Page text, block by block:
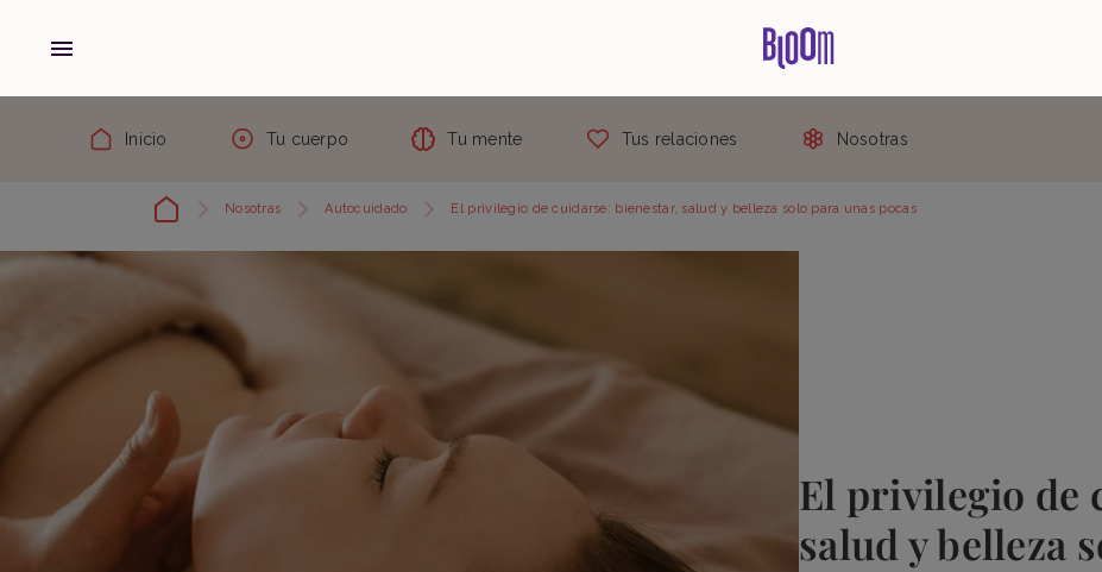
Inicio Tu cuerpo Tu mente Tus relaciones Nosotras
Nosotras Autocuidado El privilegio de cuidarse: bienestar, salud y belleza solo para unas pocas
El privilegio de
salud y belleza